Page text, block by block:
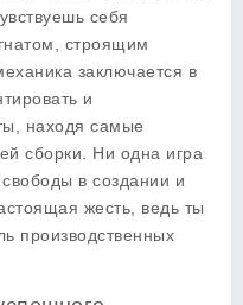
себя
строящим
заключается в
и
находя самые
сборки. Ни одна игра
в создании и
жесть, ведь ты
производственных